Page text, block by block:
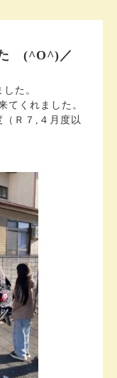
た (^O^)／
た。
てくれました。
Ｒ７,４月度以